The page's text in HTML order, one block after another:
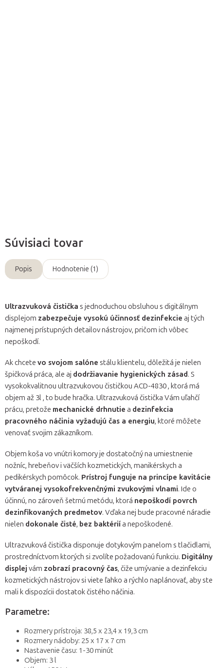
Súvisiaci tovar
Popis Hodnotenie (1)
Ultrazvuková čistička s jednoduchou obsluhou s digitálnym
displejom zabezpečuje vysokú účinnosť dezinfekcie aj tých
najmenej prístupných detailov nástrojov, pričom ich vôbec
nepoškodí.
Ak chcete vo svojom salóne stálu klientelu, dôležitá je nielen
špičková práca, ale aj dodržiavanie hygienických zásad. S
vysokokvalitnou ultrazvukovou čističkou ACD-4830 , ktorá má
objem až 3l , to bude hračka. Ultrazvuková čistička Vám uľahčí
prácu, pretože mechanické drhnutie a dezinfekcia
pracovného náčinia vyžadujú čas a energiu, ktoré môžete
venovať svojim zákazníkom.
Objem koša vo vnútri komory je dostatočný na umiestnenie
nožníc, hrebeňov i väčších kozmetických, manikérskych a
pedikérskych pomôcok. Prístroj funguje na princípe kavitácie
vytváranej vysokofrekvenčnými zvukovými vlnami. Ide o
účinnú, no zároveň šetrnú metódu, ktorá nepoškodí povrch
dezinfikovaných predmetov. Vďaka nej bude pracovné náradie
nielen dokonale čisté, bez baktériía nepoškodené.
Ultrazvuková čistička disponuje dotykovým panelom s tlačidlami,
prostredníctvom ktorých si zvolíte požadovanú funkciu. Digitálny
displej vám zobrazí pracovný čas, čiže umývanie a dezinfekciu
kozmetických nástrojov si viete ľahko a rýchlo naplánovať, aby ste
mali k dispozícii dostatok čistého náčinia.
Parametre:
Rozmery prístroja: 38,5 x 23,4 x 19,3 cm
Rozmery nádoby: 25 x 17 x 7 cm
Nastavenie času: 1-30 minút
Objem: 3 l